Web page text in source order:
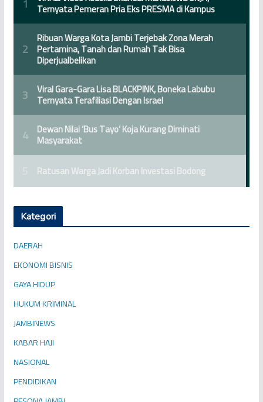
Kategori
DAERAH
EKONOMI BISNIS
GAYA HIDUP
HUKUM KRIMINAL
JAMBINEWS
KABAR HAJI
NASIONAL
PENDIDIKAN